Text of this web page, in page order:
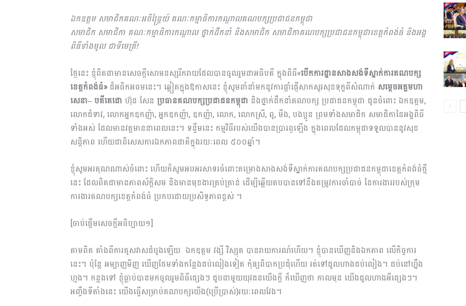
រហ័ស
ឯកឧត្តម សមាជិកគណៈអចិន្ត្រៃយ៍ គណៈកម្មាធិការកណ្តាលគណបក្សប្រជាជនកម្ពុជា
សមាជិក សមាជិកា គណៈកម្មាធិការកណ្តាល ថ្នាក់ដឹកនាំ និងសមាជិក សមាជិកាគណបក្សប្រជាជនកម្ពុជាខេត្តកំពង់ធំ និងអង្គ
ពិធីទាំងមូល ជាទីមេត្រី!
ថ្ងៃនេះ ខ្ញុំពិតជាមានសេចក្តីសោមនស្សរីករាយដែលបានចូលរួមជាអធិបតី ក្នុងពិធី«បើកការដ្ឋានសាងសង់ទីស្នាក់ការគណបក្ស
ខេត្តកំពង់ធំ»ដ៏អធិកអធមនេះ។ ឆ្លៀតក្នុងឱកាសនេះ ខ្ញុំសូមពាំនាំមកនូវការផ្តាំផ្ញើសាកសួរសុខទុក្ខពីសំណាក់ សម្តេចអគ្គមហា
សេនា–បតីតេជោ ហ៊ុន សែន ប្រធានគណបក្សប្រជាជនកម្ពុជា និងថ្នាក់ដឹកនាំគណបក្ស ប្រជាជនកម្ពុជា ជូនចំពោះ ឯកឧត្តម,
លោកជំទាវ, លោកអ្នកឧកញ៉ា, អ្នកឧកញ៉ា, ឧកញ៉ា, លោក, លោកស្រី, ពូ, មីង, បងប្អូន ព្រមទាំងសមាជិក សមាជិកានៃអង្គពិធី
ទាំងអស់ ដែលមានវត្តមាននាពេលនេះ។ ទន្ទឹមនេះ កម្មវិធីរបស់យើងបានប្រារព្ធឡើង ក្នុងពេលដែលកម្ពុជាទទួលបាននូវសុខ
សន្តិភាព ហើយជាពិសេសការឯកភាពជាតិក្នុងរយៈពេល ៥០០ឆ្នាំ។
ខ្ញុំសូមអរគុណណាស់ចំពោះ ហើយក៏សូមអបអរសាទរចំពោះគម្រោងសាងសង់ទីស្នាក់ការគណបក្សប្រជាជនកម្ពុជាខេត្តកំពង់ធំថ្មី
នេះ ដែលពិតជាមានភាពស័ក្តិសម និងមានមុខងារគ្រប់គ្រាន់ ដើម្បីឆ្លើយតបបានទៅនឹងតម្រូវការចាំបាច់ នៃការងាររបស់ក្រុម
ការងារគណបក្សខេត្តកំពង់ធំ ប្រកបដោយប្រសិទ្ធភាពខ្ពស់ ។
[ចាប់ផ្តើមសេចក្តីអធិប្បាយ១]
តាមពិត តាំងពីការគូសវាសដំបូងឡើយ ឯកឧត្តម វង្សី វិស្សុត បានរាយការណ៍ហើយ។ ខ្ញុំបានឃើញនិងឯកភាព លើកិច្ចការ
នេះ។ ប៉ុន្តែ អម្បាញមិញ ឃើញថែមទាំងកន្លែងជប់លៀងទៀត កុំឲ្យពិបាកប្រជុំហើយ រត់ទៅជួលហាងជប់លៀង។ ជប់នៅហ្នឹង
ហ្មង។ កន្លងទៅ ខ្ញុំធ្លាប់បានមកចូលរួមពិធីផ្សេងៗ ជួបជាមួយយុវជនយើងក្តី ក៏ឃើញថា កាលមុន យើងជួលហាងអីផ្សេងៗ។
អញ្ចឹងទីតាំងនេះ យើងធ្វើសម្រាប់គណបក្សយើង(ប្រើប្រាស់)រយៈពេលវែង។